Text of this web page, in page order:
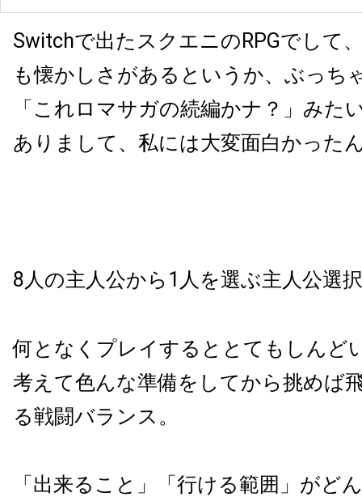
Switchで出たスクエニのRPGでして
も懐かしさがあるというか、ぶっち
「これロマサガの続編かナ？」みた
ありまして、私には大変面白かった
8人の主人公から1人を選ぶ主人公選
何となくプレイするととてもしんど
考えて色んな準備をしてから挑めば
る戦闘バランス。
「出来ること」「行ける範囲」がど